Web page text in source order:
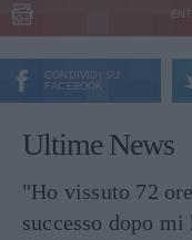
CONDIVIDI SU
FACEBOOK
Ultime News
"Ho vissuto 72
successo dopo